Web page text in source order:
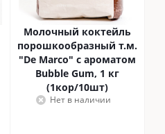
Молочный коктейль
порошкообразный т.м.
"De Marco" с ароматом
Bubble Gum, 1 кг
(1кор/10шт)
Нет в наличии